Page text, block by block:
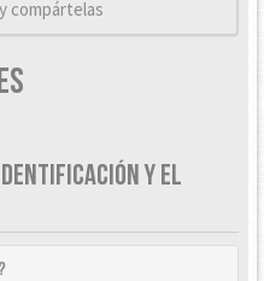
compártelas
Y EL